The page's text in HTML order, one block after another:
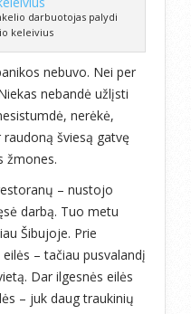
darbuotojas palydi
keleivius
nebuvo. Nei per
nebandė užlįsti
nerėkė,
šviesą gatvę
žmones.
– nustojo
darbą. Tuo metu
Šibujoje. Prie
– tačiau pusvalandį
Dar ilgesnės eilės
– juk daug traukinių